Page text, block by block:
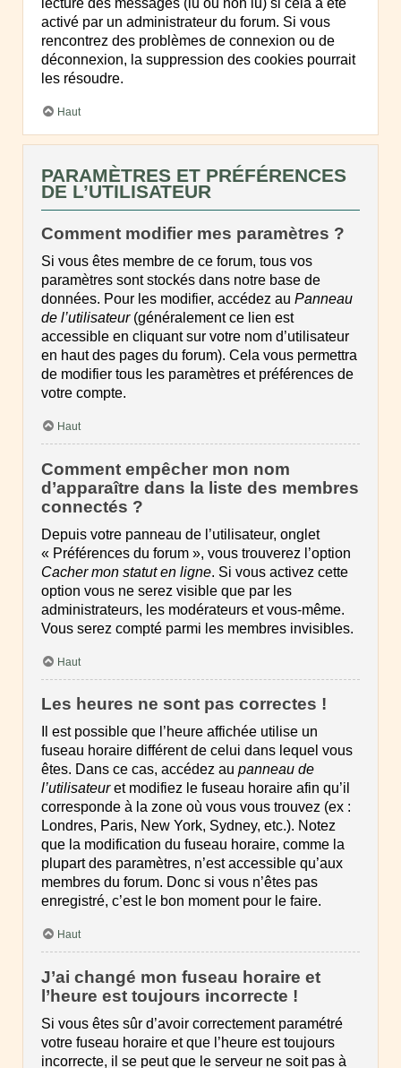
lecture des messages (lu ou non lu) si cela a été
activé par un administrateur du forum. Si vous
rencontrez des problèmes de connexion ou de
déconnexion, la suppression des cookies pourrait
les résoudre.
Haut
PARAMÈTRES ET PRÉFÉRENCES
DE L’UTILISATEUR
Comment modifier mes paramètres ?
Si vous êtes membre de ce forum, tous vos
paramètres sont stockés dans notre base de
données. Pour les modifier, accédez au Panneau
de l’utilisateur(généralement ce lien est
accessible en cliquant sur votre nom d’utilisateur
en haut des pages du forum). Cela vous permettra
de modifier tous les paramètres et préférences de
votre compte.
Haut
Comment empêcher mon nom
d’apparaître dans la liste des membres
connectés ?
Depuis votre panneau de l’utilisateur, onglet
« Préférences du forum », vous trouverez l’option
Cacher mon statut en ligne. Si vous activez cette
option vous ne serez visible que par les
administrateurs, les modérateurs et vous-même.
Vous serez compté parmi les membres invisibles.
Haut
Les heures ne sont pas correctes !
Il est possible que l’heure affichée utilise un
fuseau horaire différent de celui dans lequel vous
êtes. Dans ce cas, accédez au panneau de
l’utilisateuret modifiez le fuseau horaire afin qu’il
corresponde à la zone où vous vous trouvez (ex :
Londres, Paris, New York, Sydney, etc.). Notez
que la modification du fuseau horaire, comme la
plupart des paramètres, n’est accessible qu’aux
membres du forum. Donc si vous n’êtes pas
enregistré, c’est le bon moment pour le faire.
Haut
J’ai changé mon fuseau horaire et
l’heure est toujours incorrecte !
Si vous êtes sûr d’avoir correctement paramétré
votre fuseau horaire et que l’heure est toujours
incorrecte, il se peut que le serveur ne soit pas à